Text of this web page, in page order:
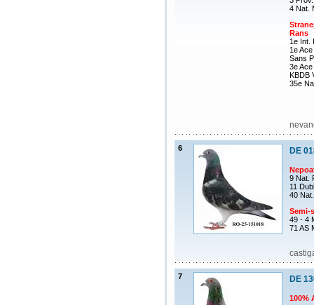
4 Nat.
Rans
1e Int.
1e
Sans
3e
KBDB
35e
6 DE
9 Nat.
11
40
Semi-
49 - 4
71 AS
7 DE
100%